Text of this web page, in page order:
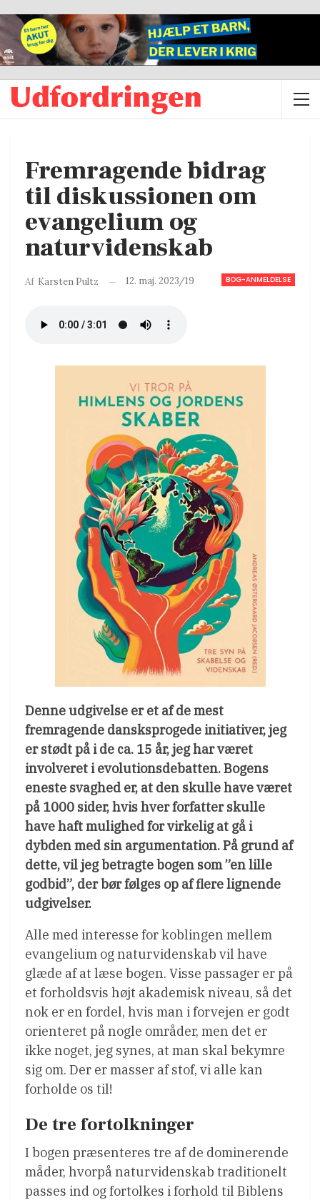
Fremragende bidrag
til diskussionen om
evangelium og
naturvidenskab
BOG-ANMELDELSE
Af Karsten Pultz 12. maj. 2023/19
Denne udgivelse er et af de mest
fremragende dansksprogede initiativer, jeg
er stødt på i de ca. 15 år, jeg har været
involveret i evolutionsdebatten. Bogens
eneste svaghed er, at den skulle have været
på 1000 sider, hvis hver forfatter skulle
have haft mulighed for virkelig at gå i
dybden med sin argumentation. På grund af
dette, vil jeg betragte bogen som ”en lille
godbid”, der bør følges op af flere lignende
udgivelser.
Alle med interesse for koblingen mellem
evangelium og naturvidenskab vil have
glæde af at læse bogen. Visse passager er på
et forholdsvis højt akademisk niveau, så det
nok er en fordel, hvis man i forvejen er godt
orienteret på nogle områder, men det er
ikke noget, jeg synes, at man skal bekymre
sig om. Der er masser af stof, vi alle kan
forholde os til!
De tre fortolkninger
I bogen præsenteres tre af de dominerende
måder, hvorpå naturvidenskab traditionelt
passes ind og fortolkes i forhold til Biblens